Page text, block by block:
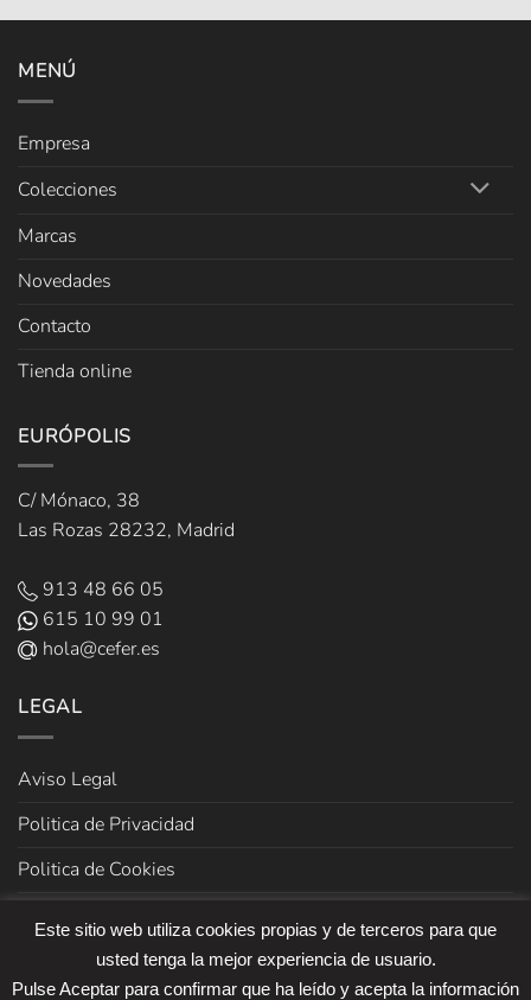
MENÚ
Empresa
Colecciones
Marcas
Novedades
Contacto
Tienda online
EURÓPOLIS
C/ Mónaco, 38
Las Rozas 28232, Madrid
913 48 66 05
615 10 99 01
hola@cefer.es
LEGAL
Aviso Legal
Politica de Privacidad
Politica de Cookies
Este sitio web utiliza cookies propias y de terceros para que
usted tenga la mejor experiencia de usuario.
Pulse Aceptar para confirmar que ha leído y acepta la información